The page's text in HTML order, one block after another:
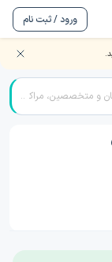
ورود / ثبت نام